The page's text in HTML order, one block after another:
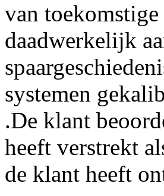
van
daadwerkelijk
systemen
.De klant
heeft verstrekt
de klant heeft